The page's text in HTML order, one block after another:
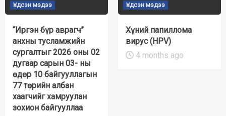
Үндсэн мэдээ
“Иргэн бүр аврагч”
анхны тусламжийн
сургалтыг 2026 оны 02
дугаар сарын 03- ны
өдөр 10 байгууллагын
77 төрийн албан
хаагчийг хамруулан
зохион байгууллаа
Үндсэн мэдээ
Хүний папиллома
вирус (HPV)
4 months ago